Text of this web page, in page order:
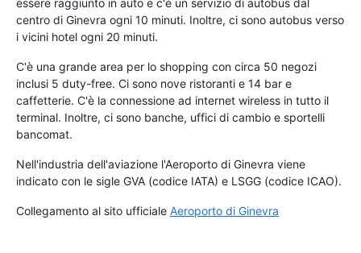
essere raggiunto in auto e c'è un servizio di autobus dal
centro di Ginevra ogni 10 minuti. Inoltre, ci sono autobus verso
i vicini hotel ogni 20 minuti.
C'è una grande area per lo shopping con circa 50 negozi
inclusi 5 duty-free. Ci sono nove ristoranti e 14 bar e
caffetterie. C'è la connessione ad internet wireless in tutto il
terminal. Inoltre, ci sono banche, uffici di cambio e sportelli
bancomat.
Nell'industria dell'aviazione l'Aeroporto di Ginevra viene
indicato con le sigle GVA (codice IATA) e LSGG (codice ICAO).
Collegamento al sito ufficiale Aeroporto di Ginevra